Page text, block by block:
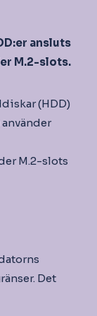
ansluts
M.2-slots.
(HDD)
M.2-slots
Det